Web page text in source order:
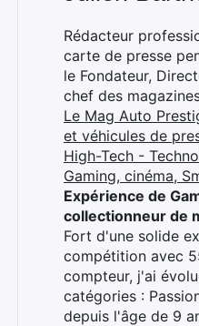
Rédacteur
carte de presse
le Fondateur,
chef des
Le Mag Auto
et véhicules de
High-Tech -
Gaming, cinéma,
Expérience de
collectionneur de
Fort d'une solide
compétition avec
compteur, j'ai
catégories :
depuis l'âge de 9
Rechercher